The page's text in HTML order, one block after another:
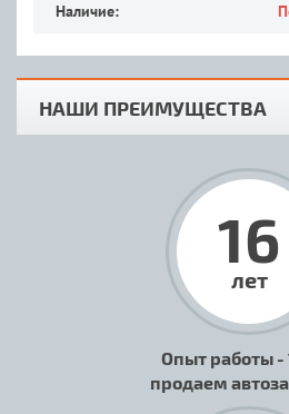
Наличие:
НАШИ ПРЕИМУЩЕСТВА
16
лет
Опыт работы -
продаем